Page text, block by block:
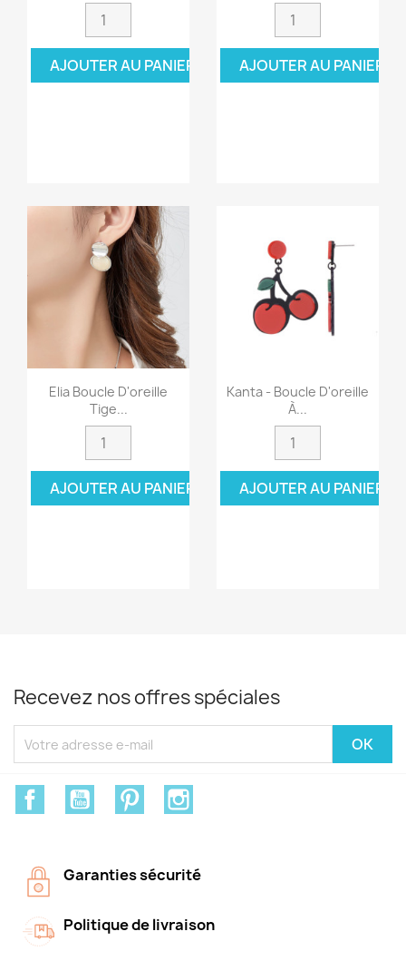
AJOUTER AU PANIER AJOUTER AU PANIER
Elia Boucle D'oreille
Tige...
AJOUTER AU PANIER
Kanta - Boucle D'oreille
À...
AJOUTER AU PANIER
Recevez nos offres spéciales
FacebookYouTube Pinterest
Garanties sécurité
Politique de livraison